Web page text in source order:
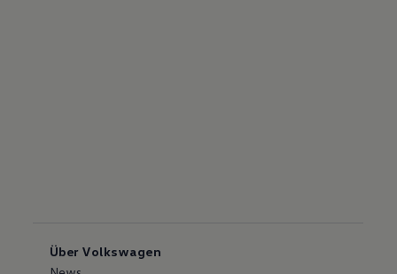
Über Volkswagen